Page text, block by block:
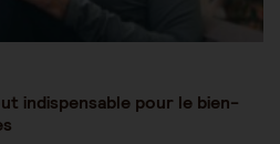
indispensable pour le bien-